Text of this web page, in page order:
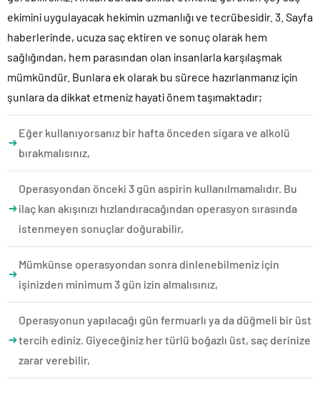
ekimini uygulayacak hekimin uzmanlığı ve tecrübesidir. 3. Sayfa
haberlerinde, ucuza saç ektiren ve sonuç olarak hem
sağlığından, hem parasından olan insanlarla karşılaşmak
mümkündür. Bunlara ek olarak bu sürece hazırlanmanız için
şunlara da dikkat etmeniz hayati önem taşımaktadır;
Eğer kullanıyorsanız bir hafta önceden sigara ve alkolü
bırakmalısınız,
Operasyondan önceki 3 gün aspirin kullanılmamalıdır. Bu
ilaç kan akışınızı hızlandıracağından operasyon sırasında
istenmeyen sonuçlar doğurabilir,
Mümkünse operasyondan sonra dinlenebilmeniz için
işinizden minimum 3 gün izin almalısınız,
Operasyonun yapılacağı gün fermuarlı ya da düğmeli bir üst
tercih ediniz. Giyeceğiniz her türlü boğazlı üst, saç derinize
zarar verebilir,